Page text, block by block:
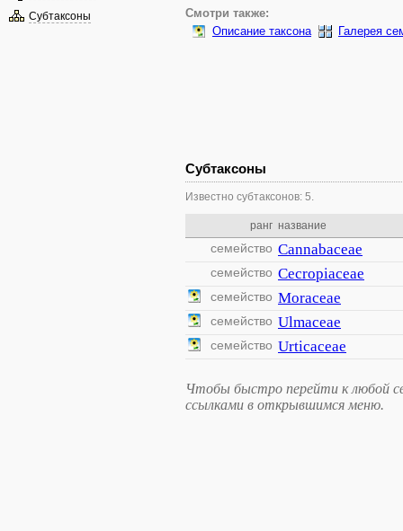
Субтаксоны
Смотри также:
Описание таксона
Галерея
Субтаксоны
Известно субтаксонов: 5.
ранг название
семейство Cannabaceae
семейство Cecropiaceae
семейство Moraceae
семейство Ulmaceae
семейство Urticaceae
Чтобы быстро перейти к любой
ссылками в открывшимся меню.